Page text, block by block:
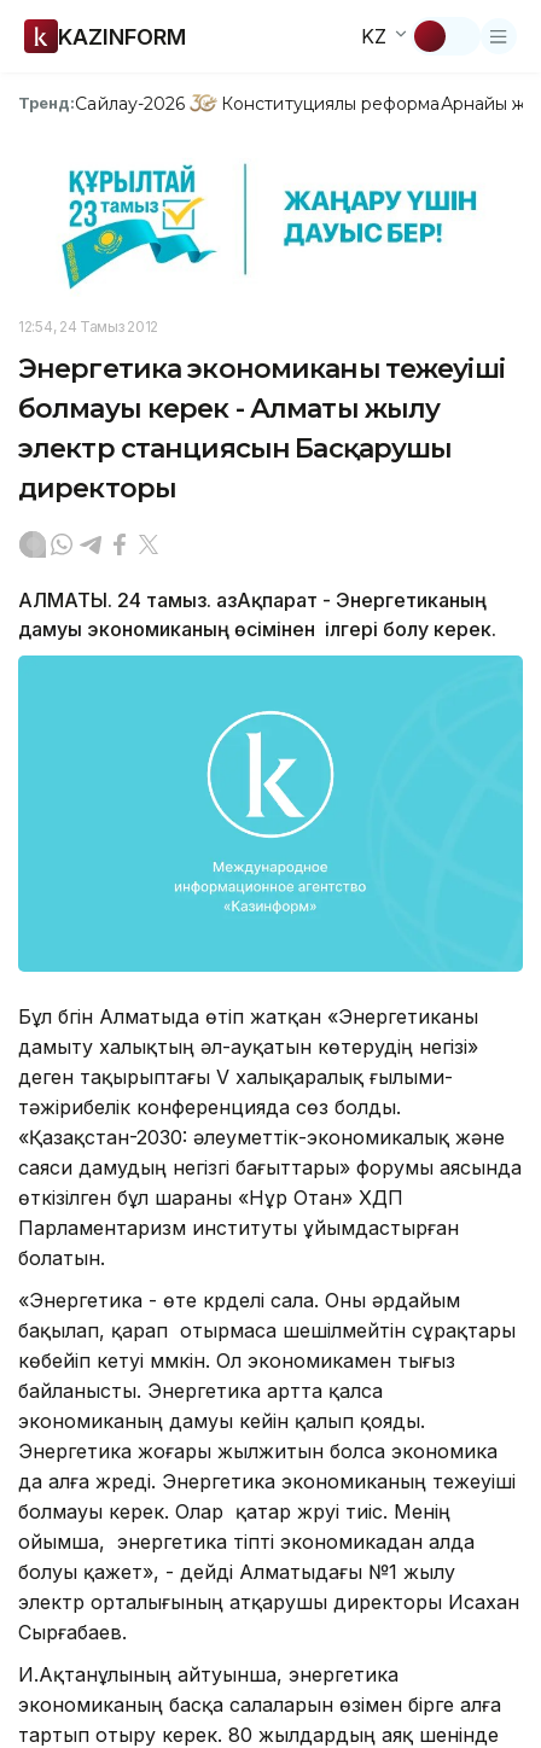
KAZINFORM KZ
Тренд:Сайлау-2026 Конституциялық реформаАрнайы
12:54, 24 Тамыз 2012
Энергетика экономиканың тежеуіші
болмауы керек - Алматы жылу
электр станциясынң Басқарушы
директоры
АЛМАТЫ. 24 тамыз. ҚазАқпарат - Энергетиканың
дамуы экономиканың өсімінен ілгері болу керек.
Бұл бүгін Алматыда өтіп жатқан «Энергетиканы
дамыту халықтың әл-ауқатын көтерудің негізі»
деген тақырыптағы V халықаралық ғылыми-
тәжірибелік конференцияда сөз болды.
«Қазақстан-2030: әлеуметтік-экономикалық және
саяси дамудың негізгі бағыттары» форумы аясында
өткізілген бұл шараны «Нұр Отан» ХДП
Парламентаризм институты ұйымдастырған
болатын.
«Энергетика - өте күрделі сала. Оны әрдайым
бақылап, қарап отырмаса шешілмейтін сұрақтары
көбейіп кетуі мүмкін. Ол экономикамен тығыз
байланысты. Энергетика артта қалса
экономиканың дамуы кейін қалып қояды.
Энергетика жоғары жылжитын болса экономика
да алға жүреді. Энергетика экономиканың тежеуіші
болмауы керек. Олар қатар жүруі тиіс. Менің
ойымша, энергетика тіпті экономикадан алда
болуы қажет», - дейді Алматыдағы №1 жылу
электр орталығының атқарушы директоры Исахан
Сырғабаев.
И.Ақтанұлының айтуынша, энергетика
экономиканың басқа салаларын өзімен бірге алға
тартып отыру керек. 80 жылдардың аяқ шенінде